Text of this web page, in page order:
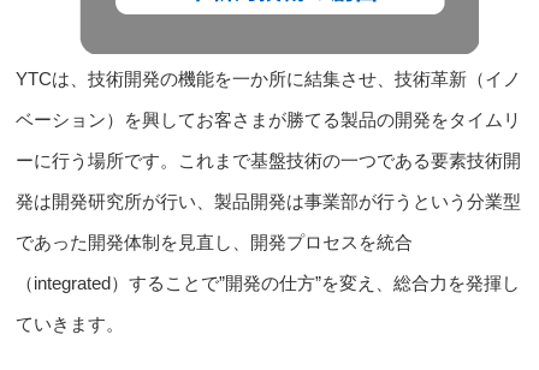
YTCは、技術開発の機能を一か所に結集させ、技術革新（イノ
ベーション）を興してお客さまが勝てる製品の開発をタイムリ
ーに行う場所です。これまで基盤技術の一つである要素技術開
発は開発研究所が行い、製品開発は事業部が行うという分業型
であった開発体制を見直し、開発プロセスを統合
（integrated）することで”開発の仕方”を変え、総合力を発揮し
ていきます。